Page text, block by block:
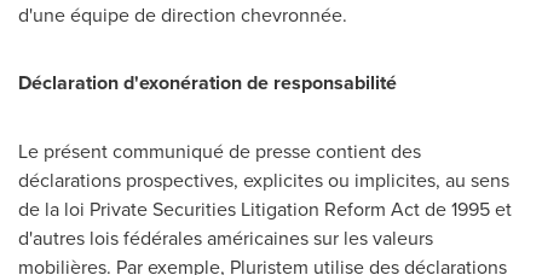
d'une équipe de direction chevronnée.
Déclaration d'exonération de responsabilité
Le présent communiqué de presse contient des
déclarations prospectives, explicites ou implicites, au sens
de la loi Private Securities Litigation Reform Act de 1995 et
d'autres lois fédérales américaines sur les valeurs
mobilières. Par exemple, Pluristem utilise des déclarations